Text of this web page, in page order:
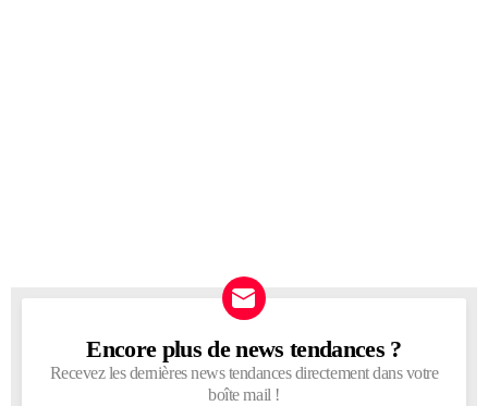
NEWSLETTER
Encore plus de news tendances ?
Recevez les dernières news tendances directement dans votre
boîte mail !